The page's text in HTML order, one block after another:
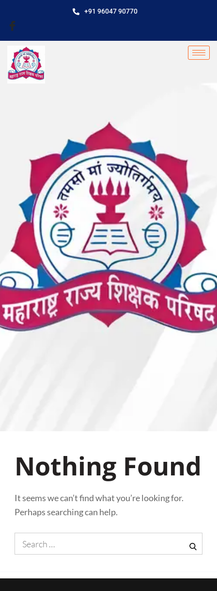
+91 96047 90770
Nothing Found
It seems we can’t find what you’re looking for.
Perhaps searching can help.